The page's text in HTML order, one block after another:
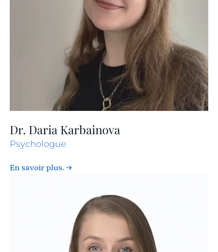
Dr. Daria Karbainova
Psychologue
En savoir plus.